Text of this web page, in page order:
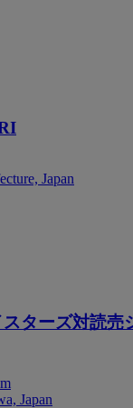
Japan
ターズ対読売
Japan